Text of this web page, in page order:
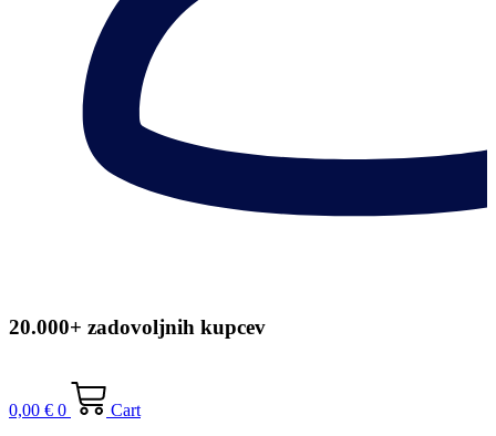
20.000+ zadovoljnih kupcev
0,00 € 0
Cart